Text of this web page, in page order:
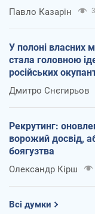
Павло Казарін
У полоні власних
стала головною
російських
Дмитро Снєгирьов
Рекрутинг:
ворожий досвід,
боягузтва
Олександр Кірш
Всі думки